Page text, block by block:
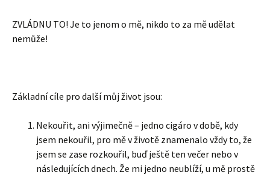
ZVLÁDNU TO! Je to jenom o mě, nikdo to za mě udělat
nemůže!
Základní cíle pro další můj život jsou:
Nekouřit, ani výjimečně – jedno cigáro v době, kdy
jsem nekouřil, pro mě v životě znamenalo vždy to, že
jsem se zase rozkouřil, buď ještě ten večer nebo v
následujících dnech. Že mi jedno neublíží, u mě prostě